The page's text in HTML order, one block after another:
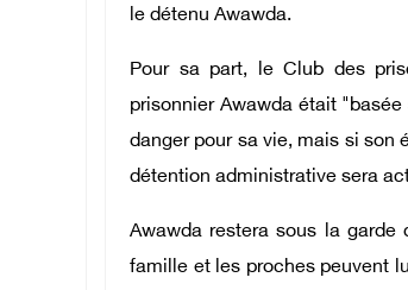
le détenu Awawda.
Pour sa part, le Club des
prisonnier Awawda était
danger pour sa vie, mais si son
détention administrative sera
Awawda restera sous la
famille et les proches peuvent